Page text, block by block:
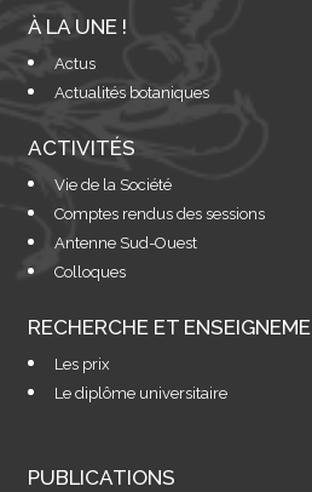
À LA UNE !
Actus
Actualités botaniques
ACTIVITÉS
Vie de la Société
Comptes rendus des sessions
Antenne Sud-Ouest
Colloques
RECHERCHE ET
Les prix
Le diplôme universitaire
PUBLICATIONS